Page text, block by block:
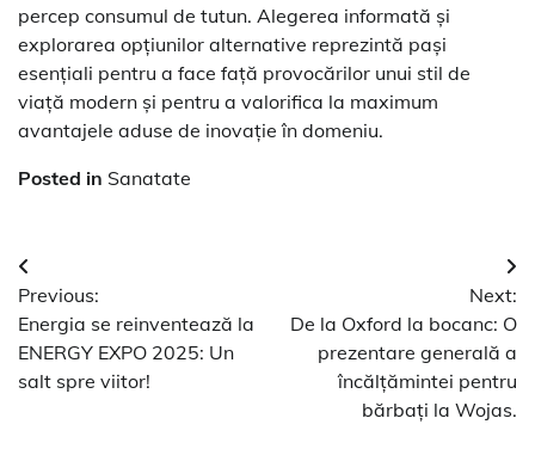
percep consumul de tutun. Alegerea informată și
explorarea opțiunilor alternative reprezintă pași
esențiali pentru a face față provocărilor unui stil de
viață modern și pentru a valorifica la maximum
avantajele aduse de inovație în domeniu.
Posted in Sanatate
Navigare
în
articole
Previous:
Energia se reinventează la
ENERGY EXPO 2025: Un
salt spre viitor!
Next:
De la Oxford la bocanc: O
prezentare generală a
încălțămintei pentru
bărbați la Wojas.